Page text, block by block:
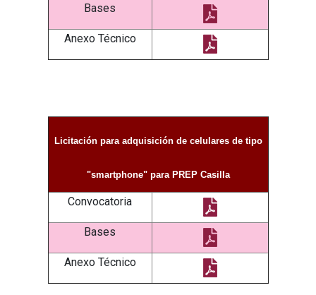
Bases
Anexo Técnico
Licitación para adquisición de celulares de tipo
"smartphone" para PREP Casilla
Convocatoria
Bases
Anexo Técnico